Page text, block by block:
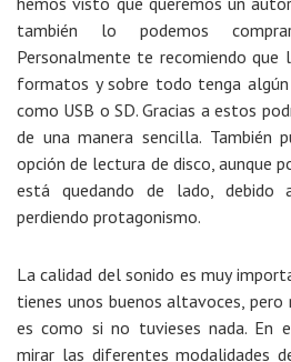
también lo podemos
Personalmente te recomiendo que
formatos y sobre todo tenga
como USB o SD. Gracias a estos
de una manera sencilla. También
opción de lectura de disco, aunque
está quedando de lado, debido
perdiendo protagonismo.
La calidad del sonido es muy
tienes unos buenos altavoces, pero
es como si no tuvieses nada. En
mirar las diferentes modalidades